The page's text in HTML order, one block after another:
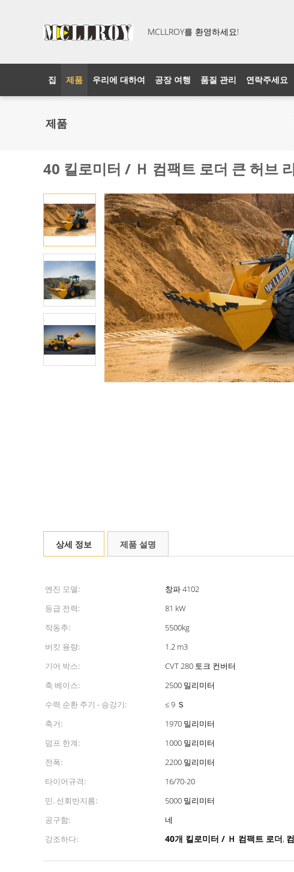
MCLLROY를 환영하세요!
집 제품 우리에 대하여 공장 여행 품질 관리 연락주세요
제품
40 킬로미터 / Ｈ 컴팩트 로더 큰 허브
상세 정보 제품 설명
엔진 모델: 창파 4102
등급 전력:
81 kW
작동추:
5500kg
버킷 용량:
1.2 m3
기어 박스:
CVT 280 토크 컨버터
축 베이스:
2500 밀리미터
수력 순환 주기 - 승강기:
≤ 9 Ｓ
축거:
1970 밀리미터
덤프 한계:
1000 밀리미터
전폭:
2200 밀리미터
타이어규격:
16/70-20
민. 선회반지름:
5000 밀리미터
공구함:
네
강조하다:
40개 킬로미터 / Ｈ 컴팩트 로더,